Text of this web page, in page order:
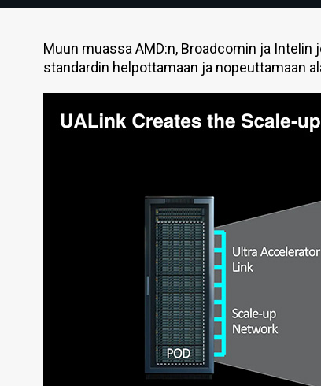
Muun muassa AMD:n, Broadcomin ja
standardin helpottamaan ja nopeuttamaan